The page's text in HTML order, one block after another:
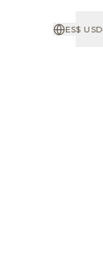
ES$ USD